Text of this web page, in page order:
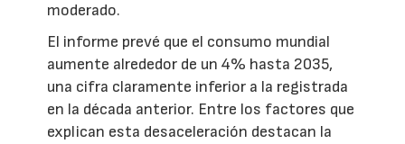
moderado.
El informe prevé que el consumo mundial
aumente alrededor de un 4% hasta 2035,
una cifra claramente inferior a la registrada
en la década anterior. Entre los factores que
explican esta desaceleración destacan la